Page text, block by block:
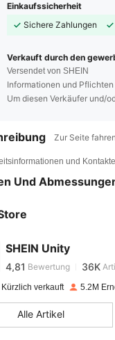
Einkaufssicherheit
Sichere Zahlungen
Verkauft durch den
Versendet von SHEIN
Informationen und
Zur Seite
und Kontakte
Und
SHEIN Unity
4,81 36K
4,81
4,81 Bewertung 36K
s***nbezahltVor 1
4,81 36K
verkauft 5.2M
Alle Artikel